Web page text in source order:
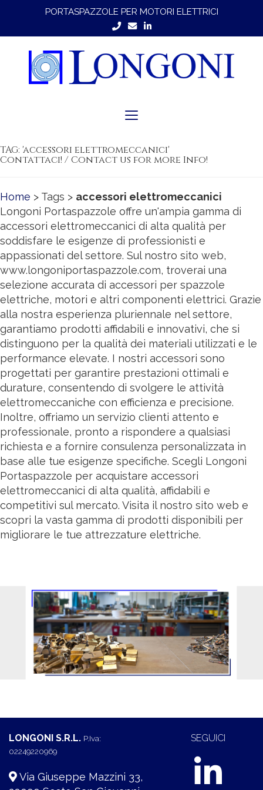
PORTASPAZZOLE PER MOTORI ELETTRICI
Toggle
TAG: 'accessori elettromeccanici'
Contattaci! / Contact us for more Info!
Home > Tags > accessori elettromeccanici
Longoni Portaspazzole offre un'ampia gamma di
accessori elettromeccanici di alta qualità per
soddisfare le esigenze di professionisti e
appassionati del settore. Sul nostro sito web,
www.longoniportaspazzole.com, troverai una
selezione accurata di accessori per spazzole
elettriche, motori e altri componenti elettrici. Grazie
alla nostra esperienza pluriennale nel settore,
garantiamo prodotti affidabili e innovativi, che si
distinguono per la qualità dei materiali utilizzati e le
performance elevate. I nostri accessori sono
progettati per garantire prestazioni ottimali e
durature, consentendo di svolgere le attività
elettromeccaniche con efficienza e precisione.
Inoltre, offriamo un servizio clienti attento e
professionale, pronto a rispondere a qualsiasi
richiesta e a fornire consulenza personalizzata in
base alle tue esigenze specifiche. Scegli Longoni
Portaspazzole per acquistare accessori
elettromeccanici di alta qualità, affidabili e
competitivi sul mercato. Visita il nostro sito web e
scopri la vasta gamma di prodotti disponibili per
migliorare le tue attrezzature elettriche.
LONGONI S.R.L. P.Iva:
02249220969
Via Giuseppe Mazzini 33,
SEGUICI